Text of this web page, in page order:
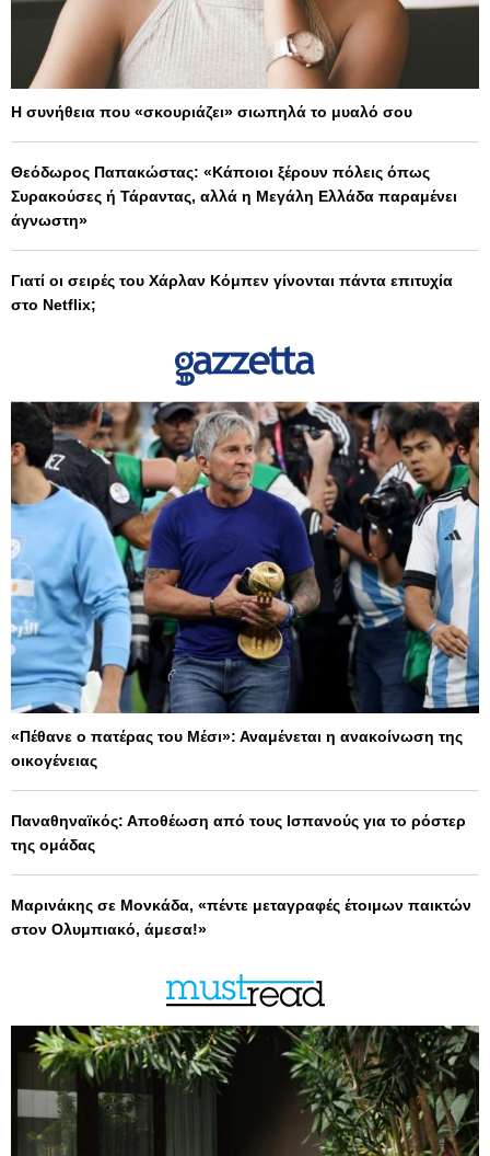
Η συνήθεια που «σκουριάζει» σιωπηλά το μυαλό σου
Θεόδωρος Παπακώστας: «Κάποιοι ξέρουν πόλεις όπως
Συρακούσες ή Τάραντας, αλλά η Μεγάλη Ελλάδα παραμένει
άγνωστη»
Γιατί οι σειρές του Χάρλαν Κόμπεν γίνονται πάντα επιτυχία
στο Netflix;
«Πέθανε ο πατέρας του Μέσι»: Αναμένεται η ανακοίνωση της
οικογένειας
Παναθηναϊκός: Αποθέωση από τους Ισπανούς για το ρόστερ
της ομάδας
Μαρινάκης σε Μονκάδα, «πέντε μεταγραφές έτοιμων παικτών
στον Ολυμπιακό, άμεσα!»